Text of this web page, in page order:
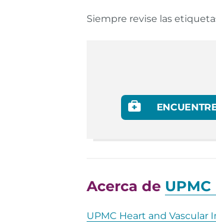
Siempre revise las
Acerca de
UPMC Heart and Vascular